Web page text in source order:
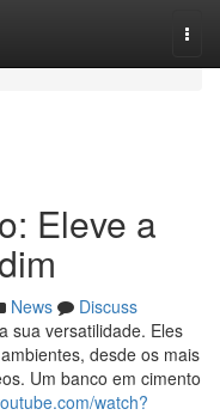
Eleve a
News
Discuss
sua versatilidade. Eles
desde os mais
Um banco em cimento
watch?